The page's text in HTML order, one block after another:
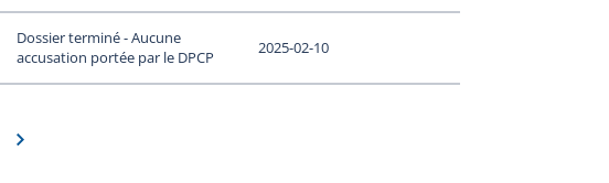
Dossier terminé - Aucune
accusation portée par le DPCP
2025-02-10